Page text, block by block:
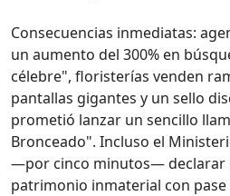
Consecuencias inmediatas:
un aumento del 300% en
célebre", floristerías venden
pantallas gigantes y un sello
prometió lanzar un sencillo
Bronceado". Incluso el
—por cinco minutos— declarar
patrimonio inmaterial con pase